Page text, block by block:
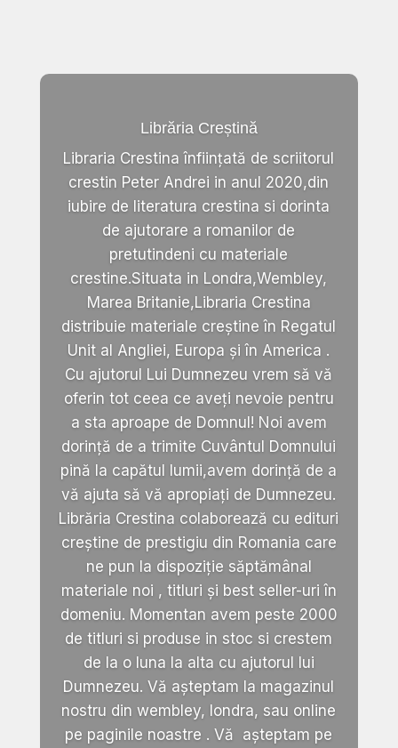
Librăria Creștină
Libraria Crestina înființată de scriitorul
crestin Peter Andrei in anul 2020,din
iubire de literatura crestina si dorinta
de ajutorare a romanilor de
pretutindeni cu materiale
crestine.Situata in Londra,Wembley,
Marea Britanie,Libraria Crestina
distribuie materiale creștine în Regatul
Unit al Angliei, Europa și în America .
Cu ajutorul Lui Dumnezeu vrem să vă
oferin tot ceea ce aveți nevoie pentru
a sta aproape de Domnul! Noi avem
dorință de a trimite Cuvântul Domnului
pină la capătul lumii,avem dorință de a
vă ajuta să vă apropiați de Dumnezeu.
Librăria Crestina colaborează cu edituri
creștine de prestigiu din Romania care
ne pun la dispoziție săptămânal
materiale noi , titluri și best seller-uri în
domeniu. Momentan avem peste 2000
de titluri si produse in stoc si crestem
de la o luna la alta cu ajutorul lui
Dumnezeu. Vă așteptam la magazinul
nostru din wembley, londra, sau online
pe paginile noastre . Vă așteptam pe